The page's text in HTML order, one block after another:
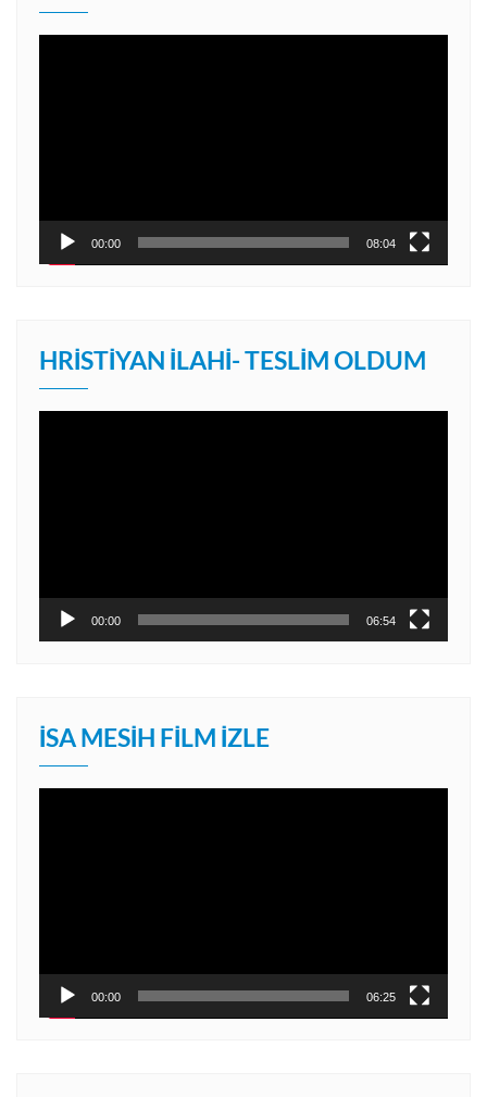
00:00 08:04
HRISTIYAN İLAHI- TESLIM OLDUM
00:00 06:54
İSA MESIH FILM İZLE
00:00 06:25